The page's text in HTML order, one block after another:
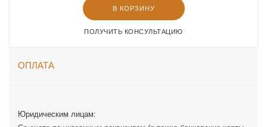
В КОРЗИНУ
ПОЛУЧИТЬ КОНСУЛЬТАЦИЮ
ОПЛАТА
Юридическим лицам: